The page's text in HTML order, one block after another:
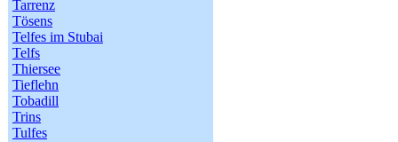
Tarrenz
Tösens
Telfes im Stubai
Telfs
Thiersee
Tieflehn
Tobadill
Trins
Tulfes